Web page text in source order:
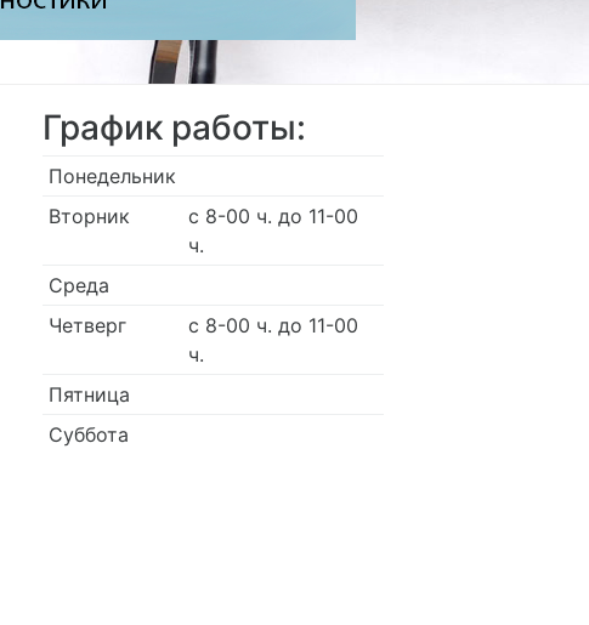
График работы:
Понедельник
Вторник
с 8-00 ч. до 11-00
ч.
Среда
Четверг
с 8-00 ч. до 11-00
ч.
Пятница
Суббота